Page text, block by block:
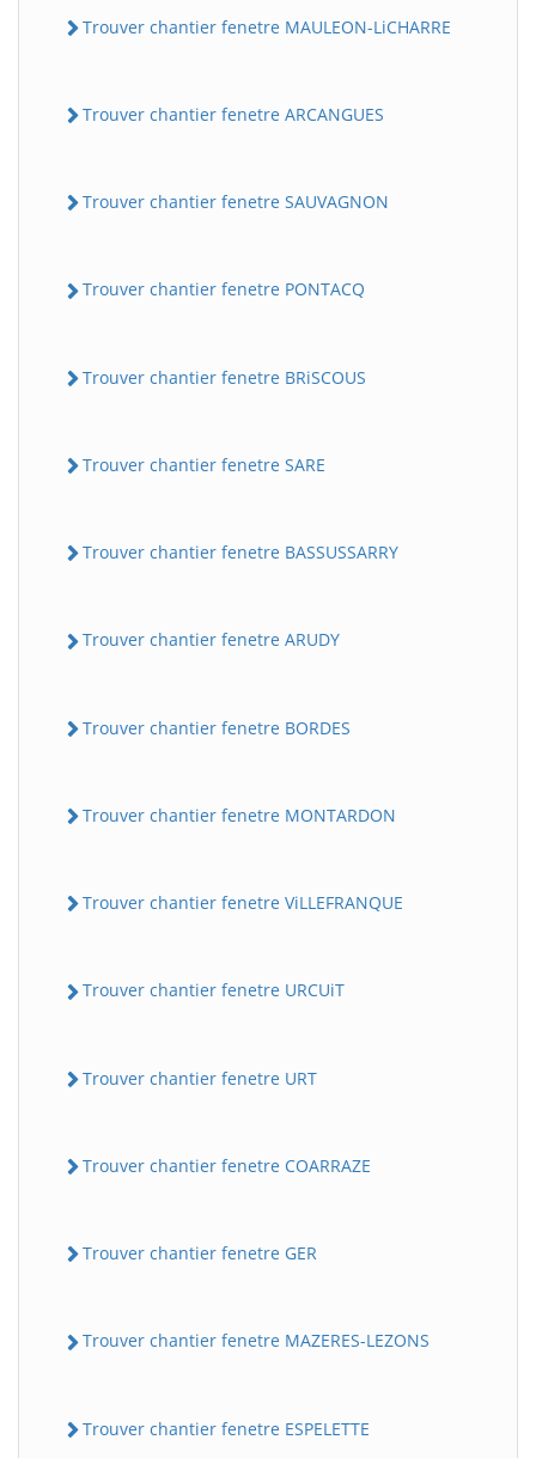
Trouver chantier fenetre MAULEON-LiCHARRE
Trouver chantier fenetre ARCANGUES
Trouver chantier fenetre SAUVAGNON
Trouver chantier fenetre PONTACQ
Trouver chantier fenetre BRiSCOUS
Trouver chantier fenetre SARE
Trouver chantier fenetre BASSUSSARRY
Trouver chantier fenetre ARUDY
Trouver chantier fenetre BORDES
Trouver chantier fenetre MONTARDON
Trouver chantier fenetre ViLLEFRANQUE
Trouver chantier fenetre URCUiT
Trouver chantier fenetre URT
Trouver chantier fenetre COARRAZE
Trouver chantier fenetre GER
Trouver chantier fenetre MAZERES-LEZONS
Trouver chantier fenetre ESPELETTE